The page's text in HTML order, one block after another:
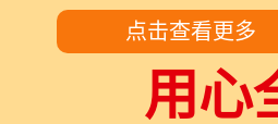
点击查看更多
用心